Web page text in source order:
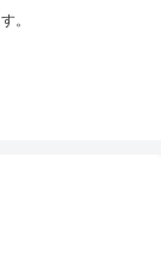
。